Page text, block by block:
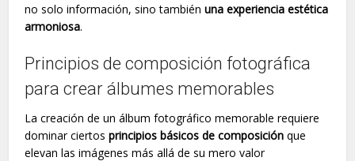
no solo información, sino tambiénuna experiencia estética
armoniosa.
Principios de composición fotográfica
para crear álbumes memorables
La creación de un álbum fotográfico memorable requiere
dominar ciertosprincipios básicos de composición que
elevan las imágenes más allá de su mero valor